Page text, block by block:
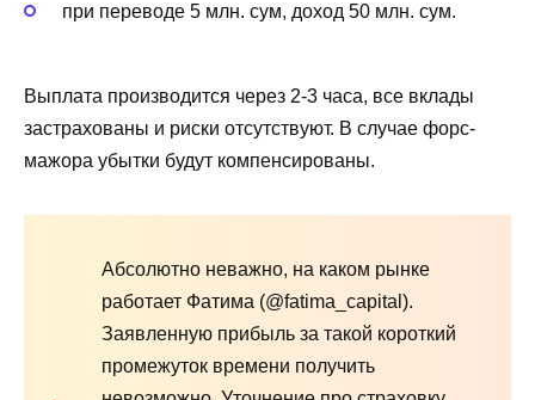
при переводе 5 млн. сум, доход 50 млн. сум.
Выплата производится через 2-3 часа, все вклады
застрахованы и риски отсутствуют. В случае форс-
мажора убытки будут компенсированы.
Абсолютно неважно, на каком рынке
работает Фатима (@fatima_capital).
Заявленную прибыль за такой короткий
промежуток времени получить